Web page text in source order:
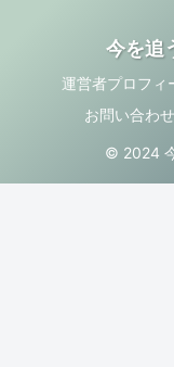
今を追
運営者プロフィ
お問い合わせ
© 2024